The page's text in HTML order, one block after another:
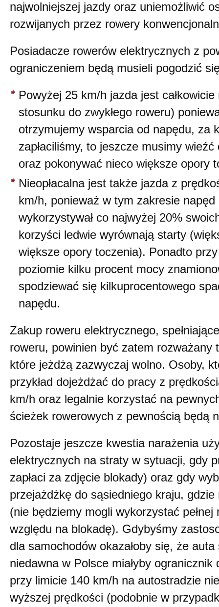
najwolniejszej jazdy oraz uniemożliwić
rozwijanych przez rowery
Posiadacze rowerów elektrycznych z
ograniczeniem będą musieli pogodzić
Powyżej 25 km/h jazda jest całkowicie
stosunku do zwykłego roweru)
otrzymujemy wsparcia od napędu, za
zapłaciliśmy, to jeszcze musimy
oraz pokonywać nieco większe opory
Nieopłacalna jest także jazda z
km/h, ponieważ w tym zakresie
wykorzystywał co najwyżej 20%
korzyści ledwie wyrównają starty
większe opory toczenia). Ponadto
poziomie kilku procent mocy
spodziewać się kilkuprocentowego
napędu.
Zakup roweru elektrycznego,
roweru, powinien być zatem rozważany
które jeżdżą zazwyczaj wolno. Osoby,
przykład dojeżdżać do pracy z
km/h oraz legalnie korzystać na
ścieżek rowerowych z pewnością będą
Pozostaje jeszcze kwestia narażenia
elektrycznych na straty w sytuacji, gdy
zapłaci za zdjęcie blokady) oraz gdy
przejażdżkę do sąsiedniego kraju,
(nie będziemy mogli wykorzystać pełnej
względu na blokadę). Gdybyśmy
dla samochodów okazałoby się, że
niedawna w Polsce miałyby
przy limicie 140 km/h na autostradzie
wyższej prędkości (podobnie w